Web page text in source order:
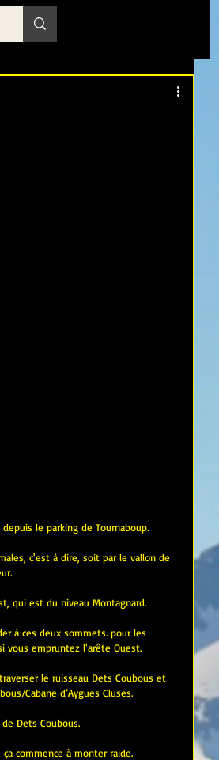
le parking de Tournaboup.
c'est à dire, soit par le vallon de
qui est du niveau Montagnard.
à ces deux sommets. pour les
vous empruntez l'arête Ouest.
le ruisseau Dets Coubous et
Cabane d’Aygues Cluses.
Dets Coubous.
commence à monter raide.